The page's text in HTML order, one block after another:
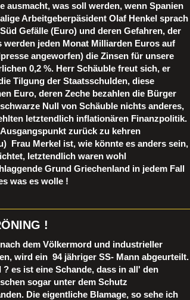
was soll werden, wenn Spanien
Arbeitgeberpäsident Olaf Henkel sprach
Gefälle (Euro) und deren Gefahren, der
jeden Monat Milliarden Euros auf
angeworfen) die Zinsen für unsere
0,2 %. Herr Schäuble freut sich, er
Tilgung der Staatsschulden, diese
Euro, deren Zeche bezahlen die Bürger
Null von Schäuble nichts anderes,
letztendlich inflationären Finanzpolitik.
zurück zu kehren
Frau Merkel ist, wie könnte es anders sein,
letztendlich waren wohl
Grund Griechenland in jedem Fall
was es wolle !
!
dem Völkermord und industrieller
wird ein 94 jähriger SS- Mann abgeurteilt.
es ist eine Schande, dass in all' den
sogar unter dem Schutz
Die eigentliche Blamage, so sehe ich